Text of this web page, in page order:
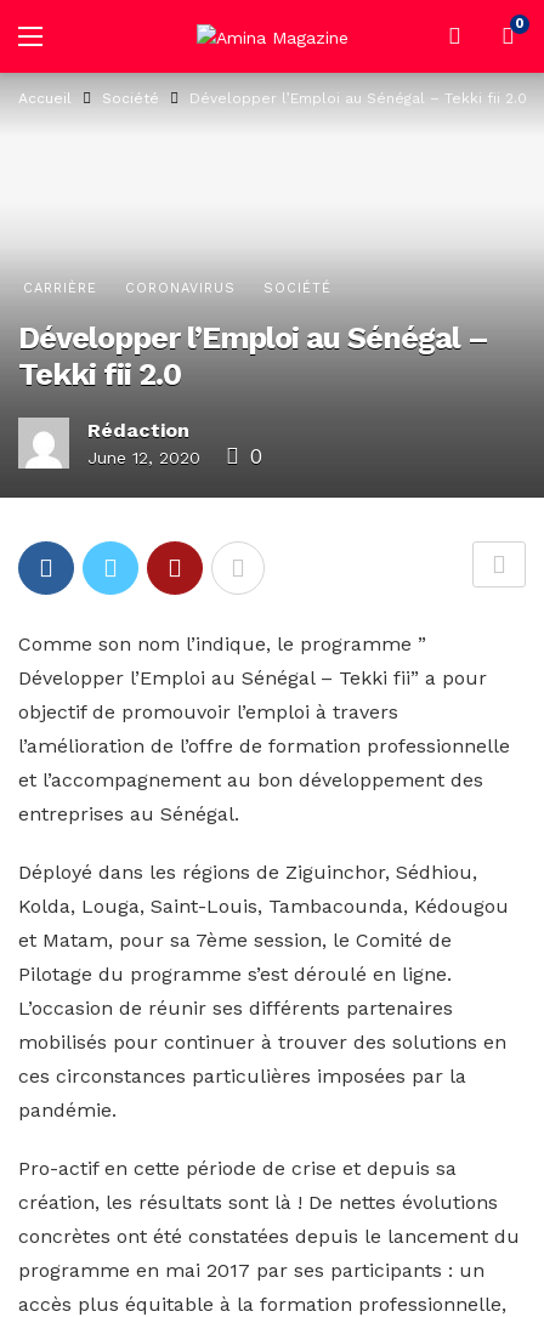
0
Accueil Société Développer l’Emploi au Sénégal – Tekki fii 2.0
CARRIÈRE CORONAVIRUS SOCIÉTÉ
Développer l’Emploi au Sénégal –
Tekki fii 2.0
Rédaction
June 12, 2020 0
Comme son nom l’indique, le programme ”
Développer l’Emploi au Sénégal – Tekki fii” a pour
objectif de promouvoir l’emploi à travers
l’amélioration de l’offre de formation professionnelle
et l’accompagnement au bon développement des
entreprises au Sénégal.
Déployé dans les régions de Ziguinchor, Sédhiou,
Kolda, Louga, Saint-Louis, Tambacounda, Kédougou
et Matam, pour sa 7ème session, le Comité de
Pilotage du programme s’est déroulé en ligne.
L’occasion de réunir ses différents partenaires
mobilisés pour continuer à trouver des solutions en
ces circonstances particulières imposées par la
pandémie.
Pro-actif en cette période de crise et depuis sa
création, les résultats sont là ! De nettes évolutions
concrètes ont été constatées depuis le lancement du
programme en mai 2017 par ses participants : un
accès plus équitable à la formation professionnelle,